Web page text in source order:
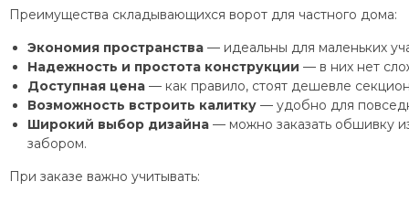
Преимущества складывающихся ворот для частного дома:
Экономия пространства — идеальны для маленьких
Надежность и простота конструкции — в них нет
Доступная цена — как правило, стоят дешевле
Возможность встроить калитку — удобно для
Широкий выбор дизайна — можно заказать обшивку
забором.
При заказе важно учитывать: